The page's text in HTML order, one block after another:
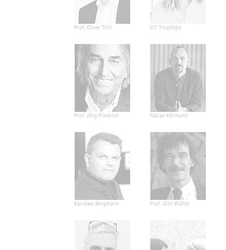
Prof. Oliver Thill Elif Tinaztepe
Prof. Jörg Friedrich Fabian Hörmann
Kai-Uwe Bergmann Prof. Jörn Walter